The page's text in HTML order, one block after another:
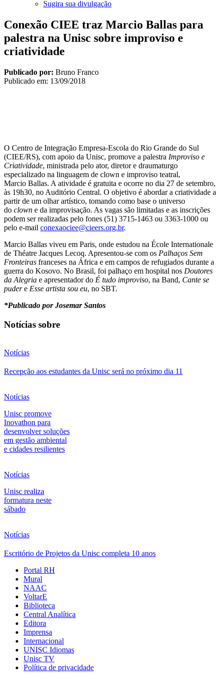
Sugira sua divulgação
Conexão CIEE traz Marcio Ballas para
palestra na Unisc sobre improviso e
criatividade
Publicado por: Bruno Franco
Publicado em: 13/09/2018
O Centro de Integração Empresa-Escola do Rio Grande do Sul
(CIEE/RS), com apoio da Unisc, promove a palestra Improviso e
Criatividade, ministrada pelo ator, diretor e draumaturgo
especializado na linguagem de clown e improviso teatral,
Marcio Ballas. A atividade é gratuita e ocorre no dia 27 de setembro,
às 19h30, no Auditório Central. O objetivo é abordar a criatividade a
partir de um olhar artístico, tomando como base o universo
do clown e da improvisação. As vagas são limitadas e as inscrições
podem ser realizadas pelo fones (51) 3715-1463 ou 3363-1000 ou
pelo e-mail conexaociee@cieers.org.br.
Marcio Ballas viveu em Paris, onde estudou na École Internationale
de Théatre Jacques Lecoq. Apresentou-se com os Palhaços Sem
Fronteiras franceses na África e em campos de refugiados durante a
guerra do Kosovo. No Brasil, foi palhaço em hospital nos Doutores
da Alegria e apresentador do É tudo improviso, na Band, Cante se
pudere Esse artista sou eu, no SBT.
*Publicado por Josemar Santos
Notícias sobre
Notícias
Recepção aos estudantes da Unisc será no próximo dia 11
Notícias
Unisc promove
Inovathon para
desenvolver soluções
em gestão ambiental
e cidades resilientes
Notícias
Unisc realiza
formatura neste
sábado
Notícias
Escritório de Projetos da Unisc completa 10 anos
Portal RH
Mural
NAAC
VoltarE
Biblioteca
Central Analítica
Editora
Imprensa
Internacional
UNISC Idiomas
Unisc TV
Política de privacidade